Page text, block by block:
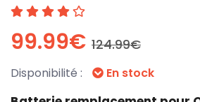
99.99€ 124.99€
Disponibilité : En stock